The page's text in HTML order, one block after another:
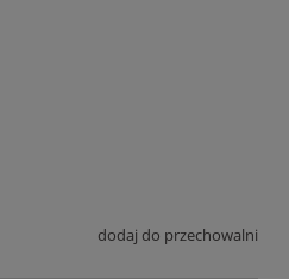
dodaj do przechowalni